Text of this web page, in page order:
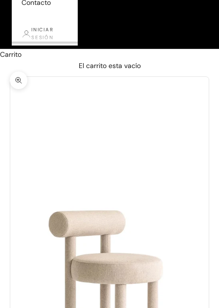
Contacto
INICIAR
SESIÓN
Carrito
El carrito esta vacío
Zoom